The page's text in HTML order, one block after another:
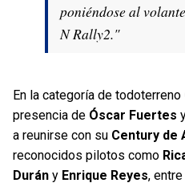
poniéndose al
N Rally2."
En la categoría de todoterreno
presencia de Óscar Fuertes
a reunirse con su Century de
reconocidos pilotos como
Durán y Enrique Reyes,